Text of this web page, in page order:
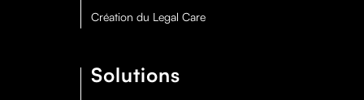
Création du Legal Care
Solutions